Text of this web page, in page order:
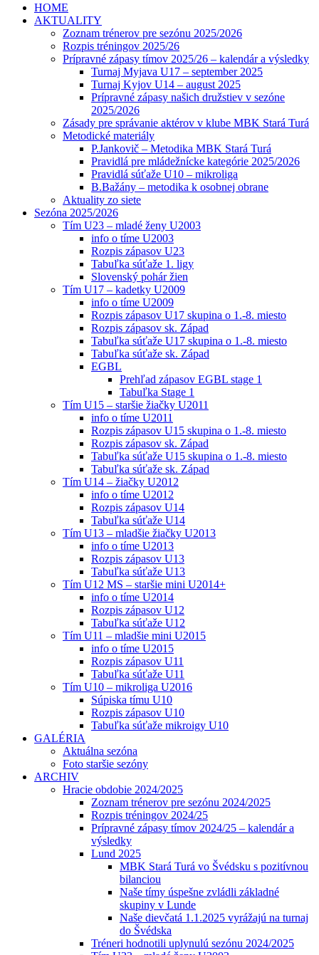
HOME
AKTUALITY
Zoznam trénerov pre sezónu 2025/2026
Rozpis tréningov 2025/26
Prípravné zápasy tímov 2025/26 – kalendár a výsledky
Turnaj Myjava U17 – september 2025
Turnaj Kyjov U14 – august 2025
Prípravné zápasy našich družstiev v sezóne
2025/2026
Zásady pre správanie aktérov v klube MBK Stará Turá
Metodické materiály
P.Jankovič – Metodika MBK Stará Turá
Pravidlá pre mládežnícke kategórie 2025/2026
Pravidlá súťaže U10 – mikroliga
B.Bažány – metodika k osobnej obrane
Aktuality zo siete
Sezóna 2025/2026
Tím U23 – mladé ženy U2003
info o tíme U2003
Rozpis zápasov U23
Tabuľka súťaže 1. ligy
Slovenský pohár žien
Tím U17 – kadetky U2009
info o tíme U2009
Rozpis zápasov U17 skupina o 1.-8. miesto
Rozpis zápasov sk. Západ
Tabuľka súťaže U17 skupina o 1.-8. miesto
Tabuľka súťaže sk. Západ
EGBL
Prehľad zápasov EGBL stage 1
Tabuľka Stage 1
Tím U15 – staršie žiačky U2011
info o tíme U2011
Rozpis zápasov U15 skupina o 1.-8. miesto
Rozpis zápasov sk. Západ
Tabuľka súťaže U15 skupina o 1.-8. miesto
Tabuľka súťaže sk. Západ
Tím U14 – žiačky U2012
info o tíme U2012
Rozpis zápasov U14
Tabuľka súťaže U14
Tím U13 – mladšie žiačky U2013
info o tíme U2013
Rozpis zápasov U13
Tabuľka súťaže U13
Tím U12 MS – staršie mini U2014+
info o tíme U2014
Rozpis zápasov U12
Tabuľka súťaže U12
Tím U11 – mladšie mini U2015
info o tíme U2015
Rozpis zápasov U11
Tabuľka súťaže U11
Tím U10 – mikroliga U2016
Súpiska tímu U10
Rozpis zápasov U10
Tabuľka súťaže mikroigy U10
GALÉRIA
Aktuálna sezóna
Foto staršie sezóny
ARCHIV
Hracie obdobie 2024/2025
Zoznam trénerov pre sezónu 2024/2025
Rozpis tréningov 2024/25
Prípravné zápasy tímov 2024/25 – kalendár a
výsledky
Lund 2025
MBK Stará Turá vo Švédsku s pozitívnou
bilanciou
Naše tímy úspešne zvládli základné
skupiny v Lunde
Naše dievčatá 1.1.2025 vyrážajú na turnaj
do Švédska
Tréneri hodnotili uplynulú sezónu 2024/2025